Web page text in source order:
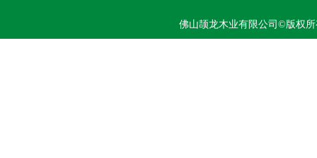
佛山颉龙木业有限公司©版权